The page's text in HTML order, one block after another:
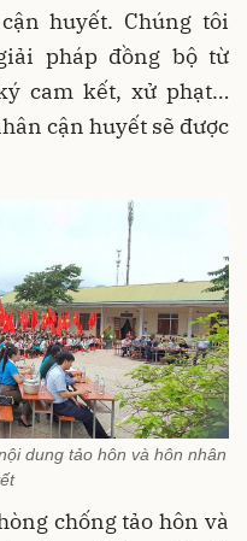
huyết. Chúng tôi
pháp đồng bộ từ
cam kết, xử phạt…
cận huyết sẽ được
dung tảo hôn và hôn nhân
chống tảo hôn và